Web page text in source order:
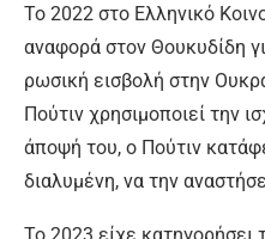
Το 2022 στο Ελληνικό
αναφορά στον Θουκυδίδη
ρωσική εισβολή στην
Πούτιν χρησιμοποιεί την
άποψή του, ο Πούτιν
διαλυμένη, να την
Το 2023 είχε κατηγορήσει